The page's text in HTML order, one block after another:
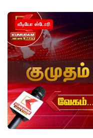
வீடியோ ஸ்டோரி